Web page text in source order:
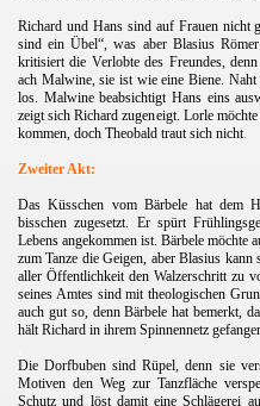
Richard und Hans sind auf Frauen nicht
sind ein Übel“, was aber Blasius
kritisiert die Verlobte des Freundes,
ach Malwine, sie ist wie eine Biene.
los. Malwine beabsichtigt Hans eins
zeigt sich Richard zugeneigt. Lorle
kommen, doch Theobald traut sich nicht.
Zweiter Akt:
Das Küsschen vom Bärbele hat dem
bisschen zugesetzt. Er spürt
Lebens angekommen ist. Bärbele möchte
zum Tanze die Geigen, aber Blasius
aller Öffentlichkeit den Walzerschritt zu
seines Amtes sind mit theologischen
auch gut so, denn Bärbele hat bemerkt,
hält Richard in ihrem Spinnennetz
Die Dorfbuben sind Rüpel, denn sie
Motiven den Weg zur Tanzfläche
Schutz und löst damit eine Schlägerei